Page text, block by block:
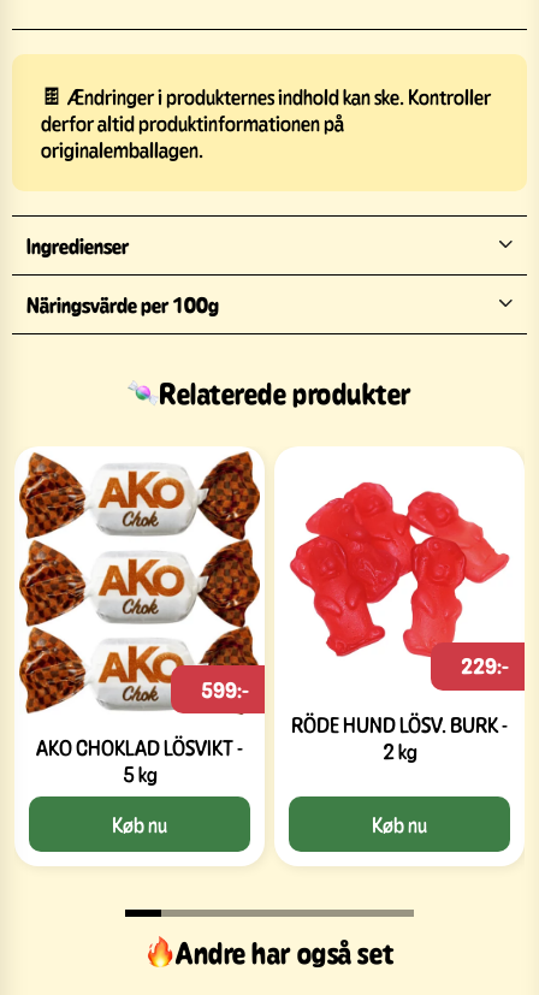
🍫 Ændringer i produkternes indhold kan ske. Kontroller
derfor altid produktinformationen på
originalemballagen.
Ingredienser
Näringsvärde per 100g
Relaterede produkter
AKO CHOKLAD LÖSVIKT -
5 kg
599:-
Køb nu
RÖDE HUND LÖSV. BURK -
2 kg
229:-
Køb nu
Andre har også set